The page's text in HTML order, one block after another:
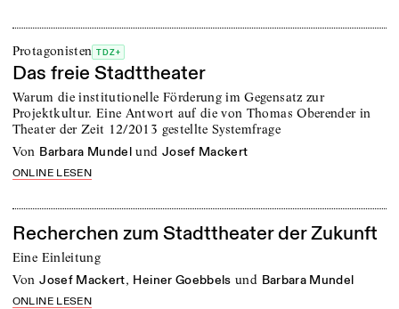
Protagonisten TDZ+
Das freie Stadttheater
Warum die institutionelle Förderung im Gegensatz zur
Projektkultur. Eine Antwort auf die von Thomas Oberender in
Theater der Zeit 12/2013 gestellte Systemfrage
von Barbara Mundel und Josef Mackert
ONLINE LESEN
Recherchen zum Stadttheater der Zukunft
Eine Einleitung
von Josef Mackert, Heiner Goebbels und Barbara Mundel
ONLINE LESEN